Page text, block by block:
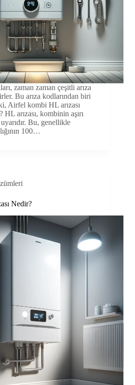
zaman zaman çeşitli arıza
Bu arıza kodlarından biri
Airfel kombi HL arızası
arızası, kombinin aşırı
uyarıdır. Bu, genellikle
100…
Nedir?